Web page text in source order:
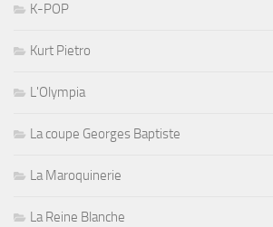
K-POP
Kurt Pietro
L'Olympia
La coupe Georges Baptiste
La Maroquinerie
La Reine Blanche